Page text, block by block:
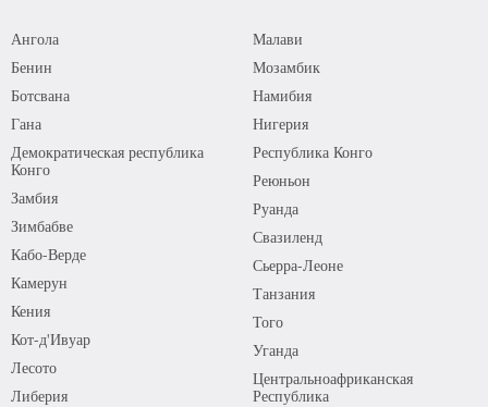
Ангола
Бенин
Ботсвана
Гана
Демократическая республика
Конго
Замбия
Зимбабве
Кабо-Верде
Камерун
Кения
Кот-д'Ивуар
Лесото
Либерия
Малави
Мозамбик
Намибия
Нигерия
Республика Конго
Реюньон
Руанда
Свазиленд
Сьерра-Леоне
Танзания
Того
Уганда
Центральноафриканская
Республика